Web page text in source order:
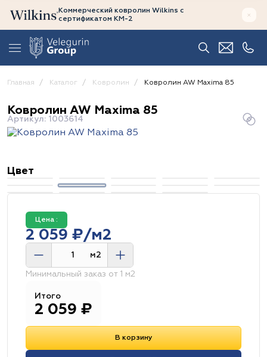
Коммерческий ковролин Wilkins с
сертификатом КМ-2
Главная Каталог Ковролин Ковролин AW Maxima 85
Ковролин AW Maxima 85
Артикул: 1003614
Цвет
Цена :
2 059 ₽/м2
м2
Минимальный заказ от 1 м2
Итого
2 059 ₽
В корзину